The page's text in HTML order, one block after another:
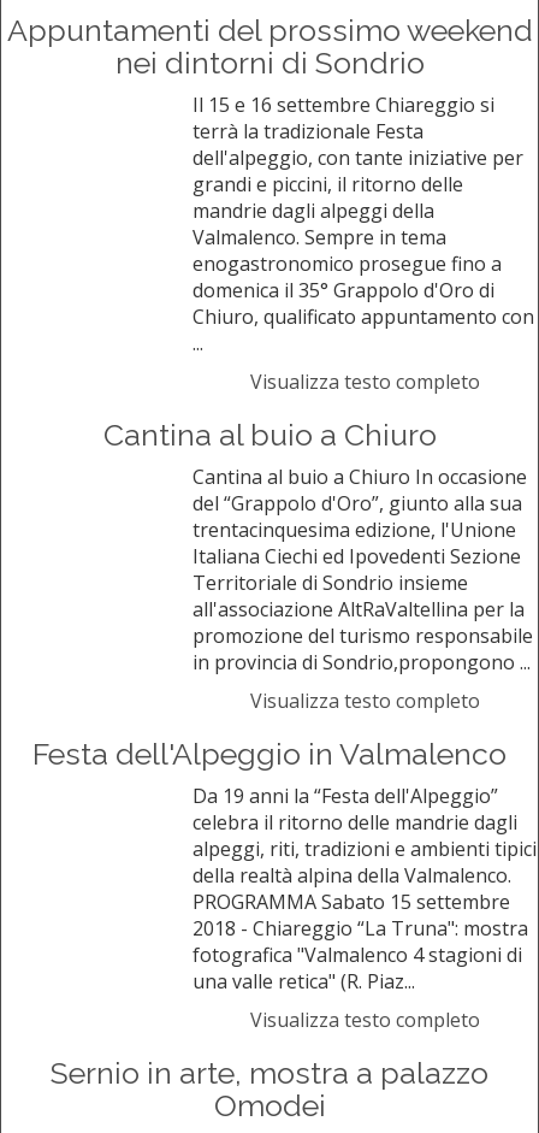
Appuntamenti del prossimo weekend
nei dintorni di Sondrio
Il 15 e 16 settembre Chiareggio si
terrà la tradizionale Festa
dell'alpeggio, con tante iniziative per
grandi e piccini, il ritorno delle
mandrie dagli alpeggi della
Valmalenco. Sempre in tema
enogastronomico prosegue fino a
domenica il 35° Grappolo d'Oro di
Chiuro, qualificato appuntamento con
...
Visualizza testo completo
Cantina al buio a Chiuro
Cantina al buio a Chiuro In occasione
del “Grappolo d'Oro”, giunto alla sua
trentacinquesima edizione, l'Unione
Italiana Ciechi ed Ipovedenti Sezione
Territoriale di Sondrio insieme
all'associazione AltRaValtellina per la
promozione del turismo responsabile
in provincia di Sondrio,propongono ...
Visualizza testo completo
Festa dell'Alpeggio in Valmalenco
Da 19 anni la “Festa dell'Alpeggio”
celebra il ritorno delle mandrie dagli
alpeggi, riti, tradizioni e ambienti tipici
della realtà alpina della Valmalenco.
PROGRAMMA Sabato 15 settembre
2018 - Chiareggio “La Truna": mostra
fotografica "Valmalenco 4 stagioni di
una valle retica" (R. Piaz...
Visualizza testo completo
Sernio in arte, mostra a palazzo
Omodei